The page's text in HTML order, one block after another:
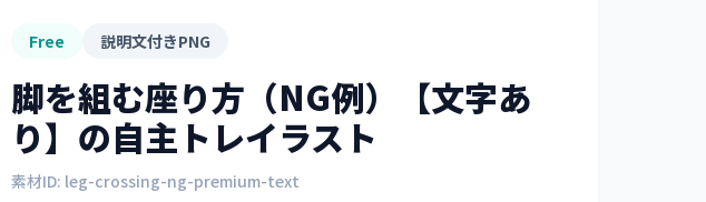
Free 説明文付きPNG
脚を組む座り方（NG例）【文字あ
り】 の自主トレイラスト
素材ID: leg-crossing-ng-premium-text